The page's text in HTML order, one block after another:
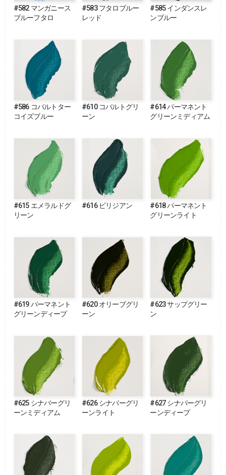
#582 マンガニース
ブルーフタロ
#583 フタロブルー
レッド
#585 インダンスレ
ンブルー
#586 コバルトター
コイズブルー
#610 コバルトグリ
ーン
#614 パーマネント
グリーンミディアム
#615 エメラルドグ
リーン
#616 ビリジアン
#618 パーマネント
グリーンライト
#619 パーマネント
グリーンディープ
#620 オリーブグリ
ーン
#623 サップグリー
ン
#625 シナバーグリ
ーンミディアム
#626 シナバーグリ
ーンライト
#627 シナバーグリ
ーンディープ